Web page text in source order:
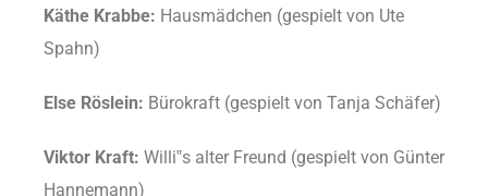
Käthe Krabbe: Hausmädchen (gespielt von Ute
Spahn)
Else Röslein: Bürokraft (gespielt von Tanja Schäfer)
Viktor Kraft: Willi‟s alter Freund (gespielt von Günter
Hannemann)